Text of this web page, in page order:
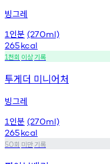
빙그레
1 인분 (270ml)
265kcal
1천회 이상기록
투게더 미니어처
빙그레
1 인분 (270ml)
265kcal
50회 미만기록